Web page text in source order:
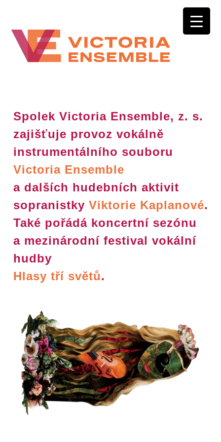
Spolek Victoria Ensemble, z. s.
zajišťuje provoz vokálně
instrumentálního souboru
Victoria Ensemble
a dalších hudebních aktivit
sopranistkyViktorie Kaplanové.
Také pořádá koncertní sezónu
a mezinárodní festival vokální
hudby
Hlasy tří světů.